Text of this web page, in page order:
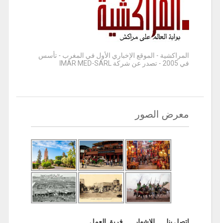
المراكشية - الموقع الإخباري الأول في المغرب - تأسس
في 2005 - تصدر عن شركة IMAR MED-SARL
معرض الصور